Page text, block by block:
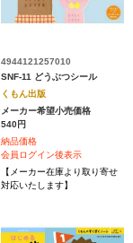
4944121257010
SNF-11 どうぶつシール
くもん出版
メーカー希望小売価格
540円
納品価格
会員ログイン後表示
【メーカー在庫より取り寄せ
対応いたします】